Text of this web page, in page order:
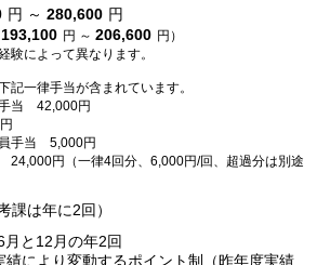
円 ～ 280,600 円
193,100 円 ～ 206,600 円）
験によって異なります。
記一律手当が含まれています。
当 42,000円
手当 5,000円
円（一律4回分、6,000円/回、超過分は別途
考課は年に2回）
6月と12月の年2回
により変動するポイント制（昨年度実績